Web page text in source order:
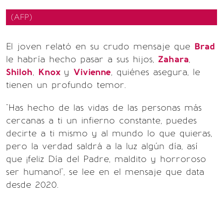
(AFP)
El joven relató en su crudo mensaje que Brad
le habría hecho pasar a sus hijos, Zahara,
Shiloh, Knox y Vivienne, quiénes asegura, le
tienen un profundo temor.
"Has hecho de las vidas de las personas más
cercanas a ti un infierno constante, puedes
decirte a ti mismo y al mundo lo que quieras,
pero la verdad saldrá a la luz algún día, así
que ¡feliz Día del Padre, maldito y horroroso
ser humano!", se lee en el mensaje que data
desde 2020.